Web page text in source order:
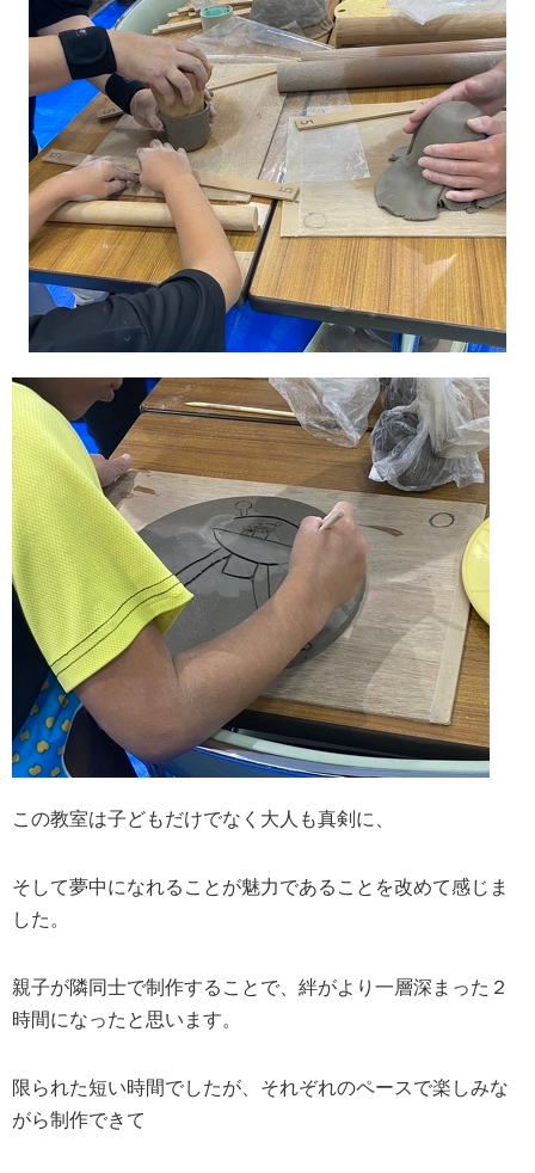
この教室は子どもだけでなく大人も真剣に、
そして夢中になれることが魅力であることを改めて感じま
した。
親子が隣同士で制作することで、絆がより一層深まった２
時間になったと思います。
限られた短い時間でしたが、それぞれのペースで楽しみな
がら制作できて